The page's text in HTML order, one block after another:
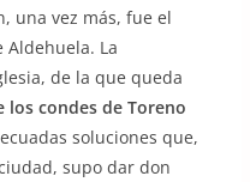
una vez más, fue el
Aldehuela. La
de la que queda
los condes de Toreno
soluciones que,
supo dar don